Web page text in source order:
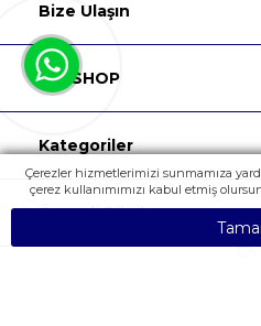
Bize Ulaşın
DIP SHOP
Kategoriler
Önemli Bilgiler
Çerezler hizmetlerimizi sunmamıza
çerez kullanımımızı kabul etmiş